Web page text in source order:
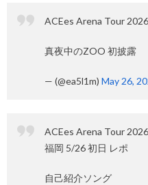
ACEes Arena Tour
真夜中のZOO 初披露
— (@ea5l1m) May 26,
ACEes Arena Tour
福岡 5/26 初日 レポ
自己紹介ソング